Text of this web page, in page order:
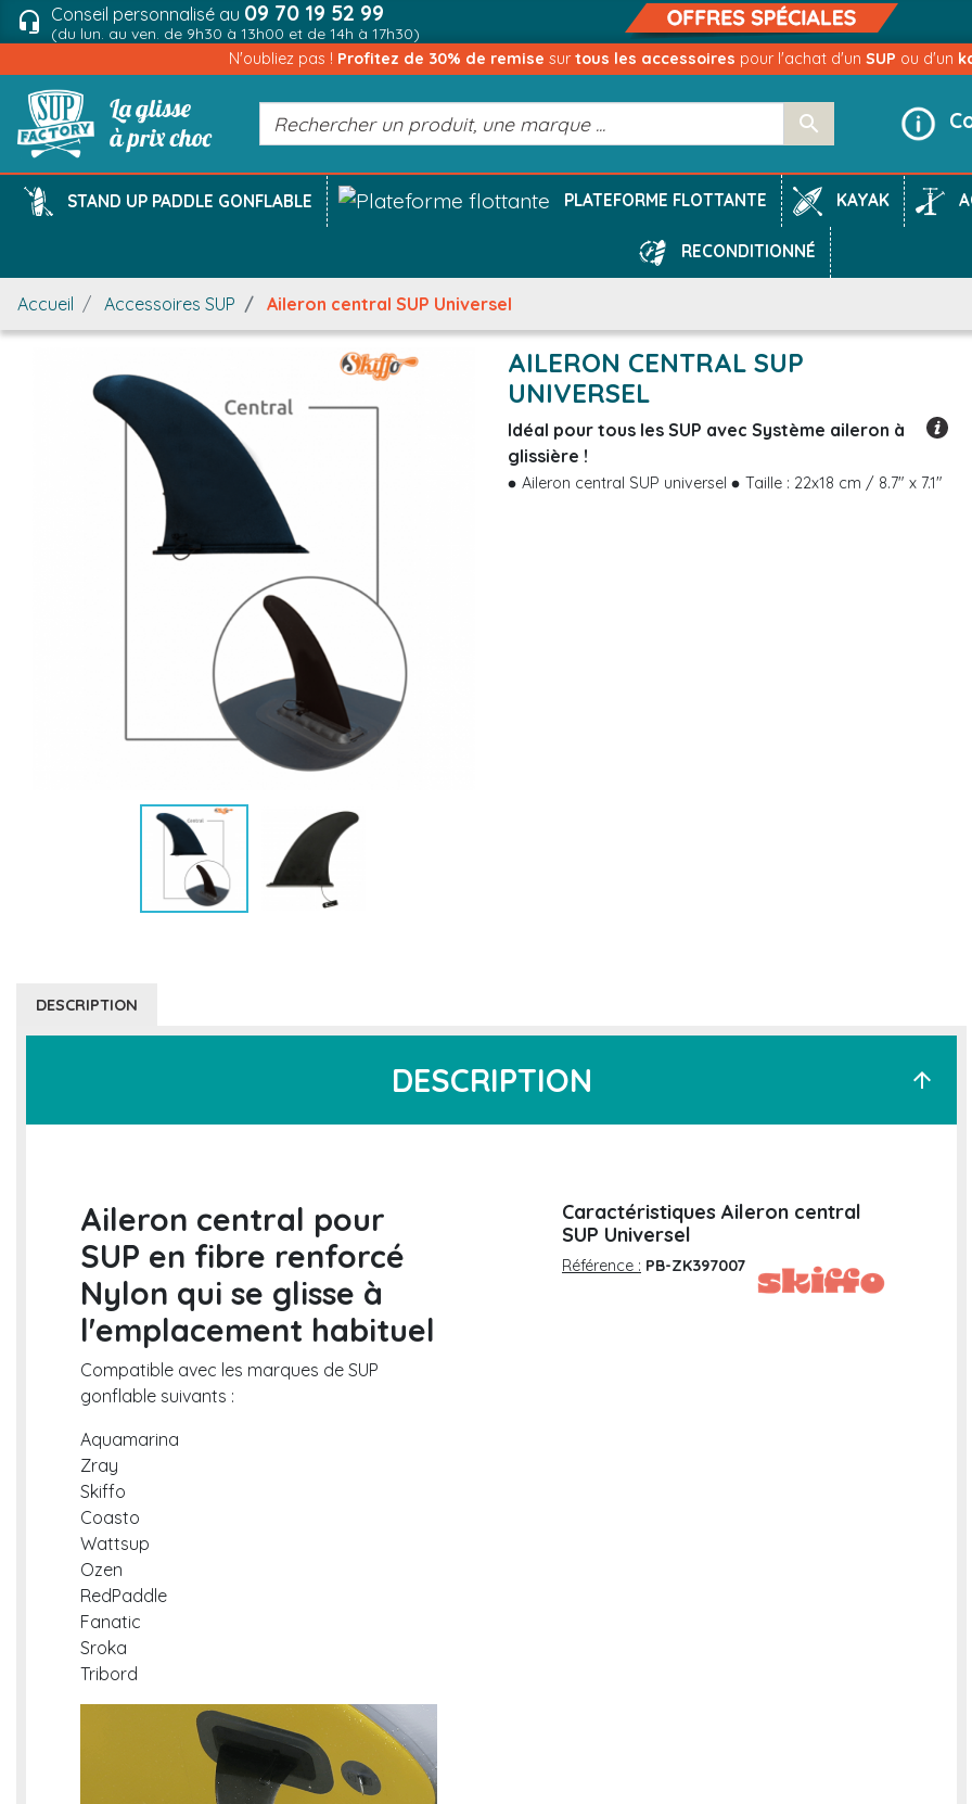
headset_mic Conseil personnalisé au 09 70 19 52 99
(du lun. au ven. de 9h30 à 13h00 et de 14h à 17h30)
N'oubliez pas ! Profitez de 30% de remise surtous les accessoires pour l'achat d'un SUP ou d'un

STAND UP PADDLE GONFLABLE PLATEFORME FLOTTANTE KAYAK
RECONDITIONNÉ
Accueil Accessoires SUP Aileron central SUP Universel
AILERON CENTRAL SUP
UNIVERSEL
Idéal pour tous les SUP avec Système aileron à
glissière !
Aileron central SUP universel Taille : 22x18 cm / 8.7" x 7.1"
DESCRIPTION
DESCRIPTION arrow_upward
Aileron central pour
SUP en fibre renforcé
Nylon qui se glisse à
l'emplacement habituel
Compatible avec les marques de SUP
gonflable suivants :
Aquamarina
Zray
Skiffo
Coasto
Wattsup
Ozen
RedPaddle
Fanatic
Sroka
Tribord
Caractéristiques Aileron central
SUP Universel
Référence : PB-ZK397007